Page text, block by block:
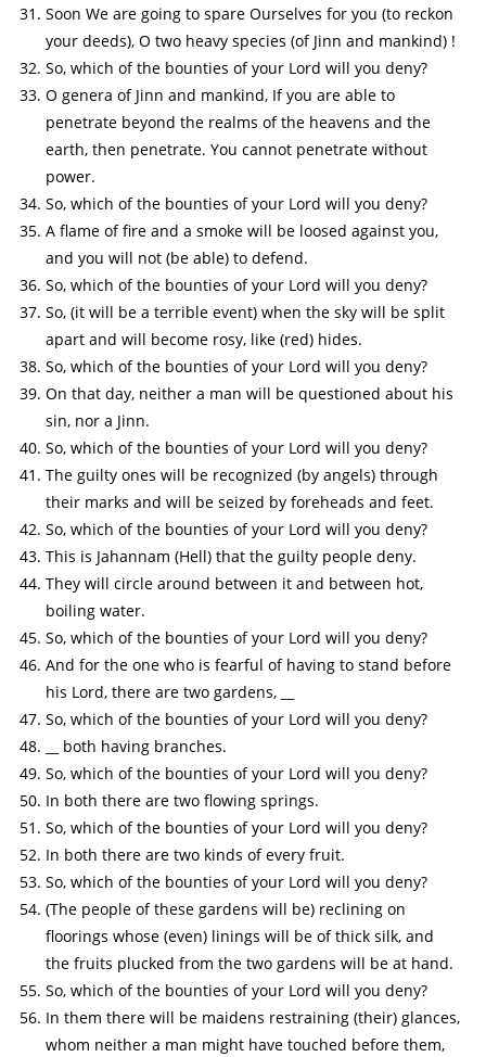
Soon We are going to spare Ourselves for you (to reckon
your deeds), O two heavy species (of Jinn and mankind) !
So, which of the bounties of your Lord will you deny?
O genera of Jinn and mankind, If you are able to
penetrate beyond the realms of the heavens and the
earth, then penetrate. You cannot penetrate without
power.
So, which of the bounties of your Lord will you deny?
A flame of fire and a smoke will be loosed against you,
and you will not (be able) to defend.
So, which of the bounties of your Lord will you deny?
So, (it will be a terrible event) when the sky will be split
apart and will become rosy, like (red) hides.
So, which of the bounties of your Lord will you deny?
On that day, neither a man will be questioned about his
sin, nor a Jinn.
So, which of the bounties of your Lord will you deny?
The guilty ones will be recognized (by angels) through
their marks and will be seized by foreheads and feet.
So, which of the bounties of your Lord will you deny?
This is Jahannam (Hell) that the guilty people deny.
They will circle around between it and between hot,
boiling water.
So, which of the bounties of your Lord will you deny?
And for the one who is fearful of having to stand before
his Lord, there are two gardens, __
So, which of the bounties of your Lord will you deny?
__ both having branches.
So, which of the bounties of your Lord will you deny?
In both there are two flowing springs.
So, which of the bounties of your Lord will you deny?
In both there are two kinds of every fruit.
So, which of the bounties of your Lord will you deny?
(The people of these gardens will be) reclining on
floorings whose (even) linings will be of thick silk, and
the fruits plucked from the two gardens will be at hand.
So, which of the bounties of your Lord will you deny?
In them there will be maidens restraining (their) glances,
whom neither a man might have touched before them,